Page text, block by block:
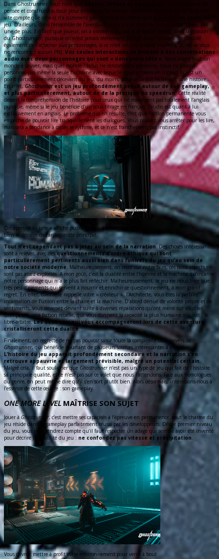
Dans Ghostrunner, tout n’est que vitesse, réflexe et adaptation
pensée et construite autour pour enrober cette recette, malheureusement, on se rend très
vite compte que celle-ci n’a sûrement pas bénéficié du même soin que les autres aspects du
jeu. D’ailleurs, dans l’ensemble de l’aventure, il n’y a que deux ou trois cinématiques, pas
une de plus. En tant que joueur, on a vraiment du mal à se sentir investi dans la mission
du Ghostrunner, puisque on n’est jamais réellement plongé dans l’univers. Impossible
également de s’attacher aux personnages, si ce n’est celui que vous incarnez, puisque vous
ne rencontrez aucun PNJ. Vos seules interactions se limitent à des conversations
audio avec deux personnages qui sont « dans votre tête ». Nous avons tout un
monde à sauver, mais quel monde ? Nous ne rencontrons personne, nous ne voyons
personne, pas même la seule humaine avec laquelle nous entrons en contact ! C’est un
point particulièrement décevant du jeu, du moins, pour ceux qui réclament une histoire…
En effet, Ghostrunnerest un jeu profondément pensé autour de son gameplay,
et plus particulièrement, autour de de la pratique du speedrun. Cette réalité
dessert la compréhension de l’histoire pour ceux qui ne maitrisent pas totalement l’anglais
puisque, même si le jeu bénéficie d’un sous-titrage en français, l’audio est quant à lui
exclusivement en anglais. Le problème qui en résulte, c’est que l’action permanente vous
empêche de pouvoir lire tranquillement les dialogues. Vous pouvez vous arrêter pour les lire,
mais cela a tendance à casser le rythme, et ce n’est franchement pas instinctif.
On aperçoit ici une « affiche publicitaire » qui décrit plutôt
bien le dessein de l’antagoniste principal.
Tout n’est cependant pas à jeter au sein de la narration. Des choses intéressantes
sont à relever, avec desquestionnements d’ordre éthique qui sont
particulièrement pertinents aussi bien dans l’univers du jeu qu’au sein de
notre société moderne. Malheureusement, on reste sur notre faim, ces bons aspects ne
sont pas assez exploités. A mon goût, c’est la dualité entre l’homme et la machine qu’incarne
notre personnage qui m’a le plus fait réfléchir. Malheureusement, le jeu ne nous livre que
très peu d’éléments qui servent à nourrir et enrichir ce questionnement, à mon grand
regret. En effet, comme le rappelle votre « créateur », l’Architecte, vous êtes la parfaite
incarnation de l’union entre la chaire et la machine. D’abord dénué de volonté propre et de
sentiments, vous devenez déviant suite à diverses réparations qu’ont mené sur vous les
Grimpeurs, une faction rebelle, qui vous donnent la capacité la plus humaine qui soit : le
libre-arbitre.Les deux voix qui vous accompagneront lors de cette aventure
cristalliseront cette dualité.
Finalement, on regrette de ne pas pouvoir saisir toute la complexité de l’univers de
Ghostrunner, qui bénéficie pourtant de plusieurs sources intéressantes à exploiter.
L’histoire du jeu apparait profondément secondaire et la narration s’en
retrouve appauvrie et largement prévisible, malgré un potentiel certain.
Malgré cela, il faut souligner que Ghostrunnern’est pas un type de jeu qui fait de l’histoire
sa principale qualité, et ce n’est pas sur ce volet que nous l’attendons. Face aux homologues
du genre, on peut même dire qu’il s’en sort plutôt bien. Alors désormais, intéressons-nous à
l’essence de cette œuvre : son gameplay.
ONE MORE LEVEL MAÎTRISE SON SUJET
Jouer à Ghostrunner, c’est mettre ses capacités à l’épreuve en permanence, tout le charme du
jeu réside dans ce gameplay parfaitement réussi par les développeurs. Dès le premier niveau
du jeu, vous vous rendrez compte qu’il faut respecter un adage qui semble avoir été inventé
pour décrire la subtilité du jeu : ne confondez pas vitesse et précipitation.
Vous devrez mettre à profit votre environnement pour venir à bout